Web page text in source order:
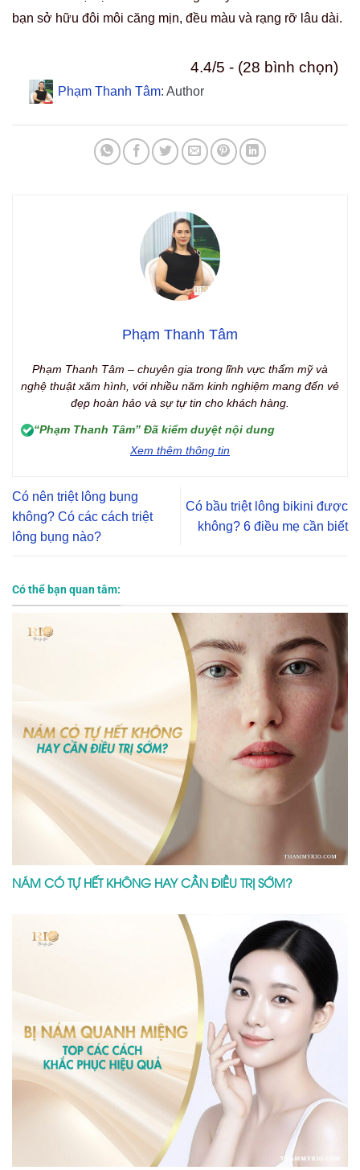
bạn sở hữu đôi môi căng mịn, đều màu và rạng rỡ lâu dài.
4.4/5 - (28 bình chọn)
Phạm Thanh Tâm: Author
Phạm Thanh Tâm
Phạm Thanh Tâm – chuyên gia trong lĩnh vực thẩm mỹ và
nghệ thuật xăm hình, với nhiều năm kinh nghiệm mang đến vẻ
đẹp hoàn hảo và sự tự tin cho khách hàng.
“Phạm Thanh Tâm” Đã kiểm duyệt nội dung
Xem thêm thông tin
Có nên triệt lông bụng
không? Có các cách triệt
lông bụng nào?
Có bầu triệt lông bikini được
không? 6 điều mẹ cần biết
Có thể bạn quan tâm:
NÁM CÓ TỰ HẾT KHÔNG HAY CẦN ĐIỀU TRỊ SỚM?